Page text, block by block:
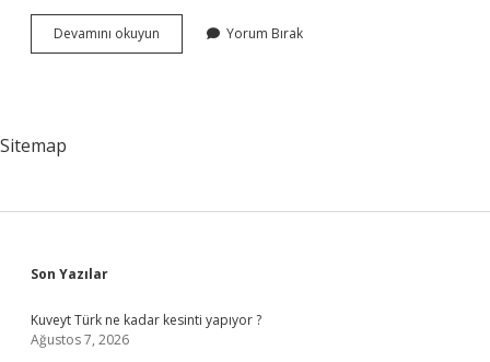
Devamını okuyun
Anlamı
Yorum Bırak
Sitemap
Sidebar
Son Yazılar
Kuveyt Türk ne kadar kesinti yapıyor ?
Ağustos 7, 2026